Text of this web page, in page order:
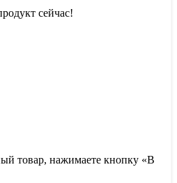
сейчас!
товар, нажимаете кнопку «В